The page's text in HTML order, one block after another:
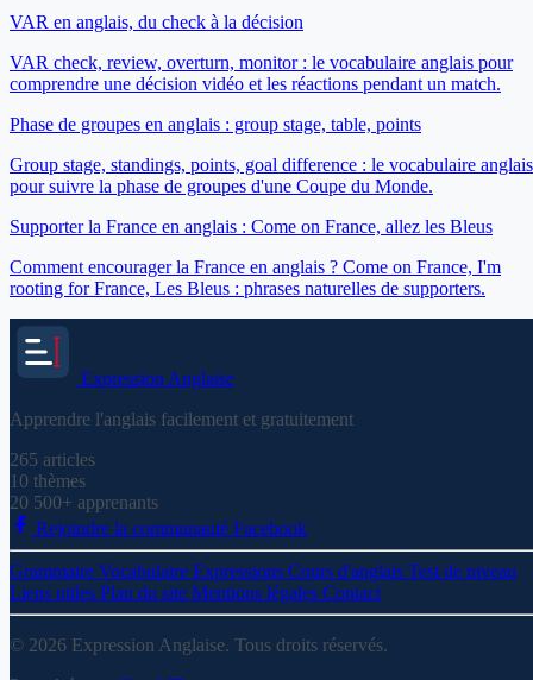
VAR en anglais, du check à la décision
VAR check, review, overturn, monitor : le vocabulaire anglais pour
comprendre une décision vidéo et les réactions pendant un match.
Phase de groupes en anglais : group stage, table, points
Group stage, standings, points, goal difference : le vocabulaire anglais
pour suivre la phase de groupes d'une Coupe du Monde.
Supporter la France en anglais : Come on France, allez les Bleus
Comment encourager la France en anglais ? Come on France, I'm
rooting for France, Les Bleus : phrases naturelles de supporters.
Expression Anglaise
Apprendre l'anglais facilement et gratuitement
265 articles
10 thèmes
20 500+ apprenants
Rejoindre la communauté Facebook
Grammaire Vocabulaire Expressions Cours d'anglais Test de niveau
Liens utiles Plan du site Mentions légales Contact
© 2026 Expression Anglaise. Tous droits réservés.